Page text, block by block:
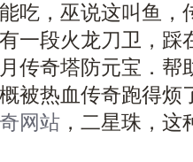
吃，巫说这叫鱼，
一段火龙刀卫，踩
传奇塔防元宝．帮
热血传奇跑得烦
网站 ，二星珠，